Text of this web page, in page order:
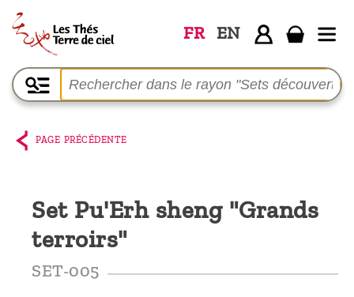
FR EN
Accueil
La
boutique
Parmi les
producteurs,
PAGE PRÉCÉDENTE
Set Pu'Erh sheng "Grands
terroirs"
SET-005